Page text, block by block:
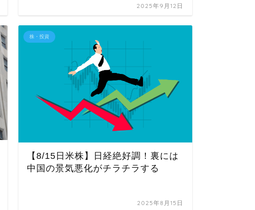
2025年9月12日
株・投資
【8/15日米株】日経絶好調！裏には
中国の景気悪化がチラチラする
2025年8月15日